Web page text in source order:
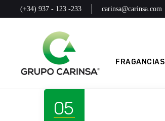
(+34) 937 - 123 -233 carinsa@carinsa.com
FRAGANCIAS
05